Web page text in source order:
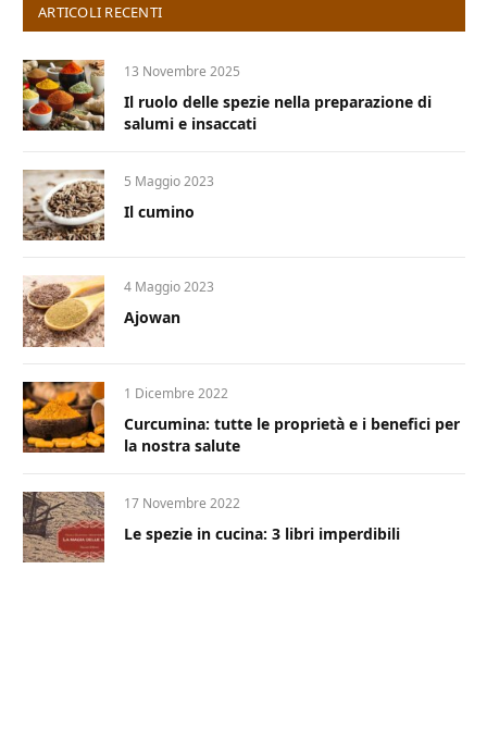
ARTICOLI RECENTI
13 Novembre 2025
Il ruolo delle spezie nella preparazione di
salumi e insaccati
5 Maggio 2023
Il cumino
4 Maggio 2023
Ajowan
1 Dicembre 2022
Curcumina: tutte le proprietà e i benefici per
la nostra salute
17 Novembre 2022
Le spezie in cucina: 3 libri imperdibili